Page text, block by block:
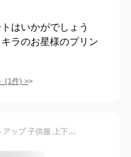
はいかがでしょう
ラのお星様のプリン
(1件) >
子供 チュールスカート 女の子 セットアップ 子供服 上下セット スカートセット 女の子 シャツワンピース 長袖 春 秋 女の子 ロングシャツ シースルー キッズ ブラウン カジュアルセット 可愛い 女の子スカート 2点セット お出かけ 送料無料